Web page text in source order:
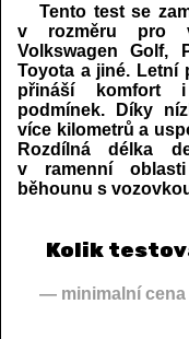
Tento test se
v rozměru pro
Volkswagen Golf,
Toyota a jiné. Letní
přináší komfort
podmínek. Díky
více kilometrů a
Rozdílná délka
v ramenní
běhounu s
Kolik
— minimalní cena